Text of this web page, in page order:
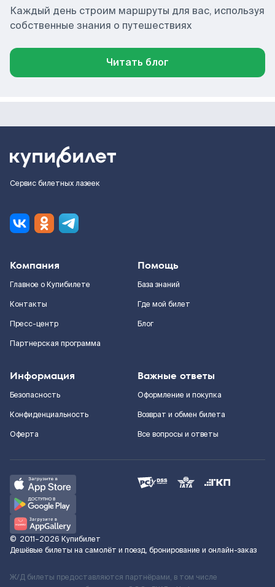
Каждый день строим маршруты для вас, используя
собственные знания о путешествиях
Читать блог
Сервис билетных лазеек
Компания
Главное о Купибилете
Контакты
Пресс-центр
Партнерская программа
Помощь
База знаний
Где мой билет
Блог
Информация
Безопасность
Конфиденциальность
Оферта
Важные ответы
Оформление и покупка
Возврат и обмен билета
Все вопросы и ответы
© 2011–2026 Купибилет
Дешёвые билеты на самолёт и поезд, бронирование и онлайн-заказ
Ж/Д билеты предоставляются партнёрами, в том числе